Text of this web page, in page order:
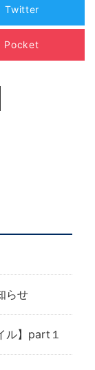
Twitter
Pocket
らせ
ル】part１